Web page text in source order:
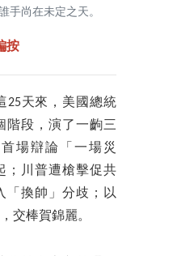
手尚在未定之天。
按
25天來，美國總統
階段，演了一齣三
場辯論「一場災
；川普遭槍擊促共
「換帥」分歧；以
交棒賀錦麗。